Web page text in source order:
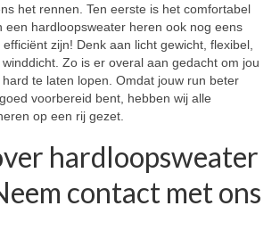
het rennen. Ten eerste is het comfortabel
een hardloopsweater heren ook nog eens
zijn! Denk aan licht gewicht, flexibel,
Zo is er overal aan gedacht om jou
te laten lopen. Omdat jouw run beter
voorbereid bent, hebben wij alle
op een rij gezet.
hardloopsweater
contact met ons